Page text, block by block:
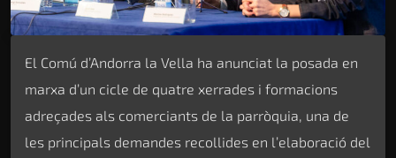
El Comú d’Andorra la Vella ha anunciat la posada en
marxa d’un cicle de quatre xerrades i formacions
adreçades als comerciants de la parròquia, una de
les principals demandes recollides en l’elaboració del